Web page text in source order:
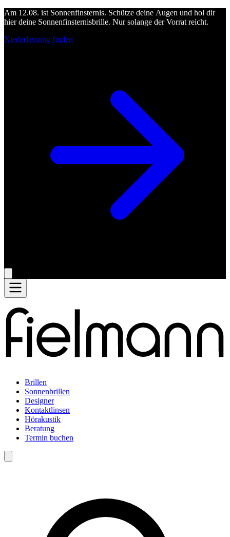
Am 12.08. ist Sonnenfinsternis. Schütze deine Augen und hol dir
hier deine Sonnenfinsternisbrille. Nur solange der Vorrat reicht.
Niederlassung finden
Brillen
Sonnenbrillen
Designer
Kontaktlinsen
Hörakustik
Beratung
Termin buchen